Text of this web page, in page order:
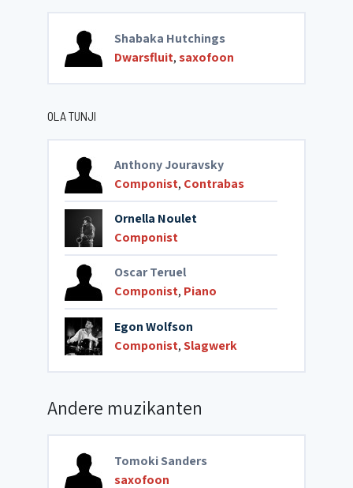
Shabaka Hutchings
Dwarsfluit,saxofoon
OLA TUNJI
Anthony Jouravsky
Componist, Contrabas
Ornella Noulet
Componist
Oscar Teruel
Componist, Piano
Egon Wolfson
Componist,Slagwerk
Andere muzikanten
Tomoki Sanders
saxofoon